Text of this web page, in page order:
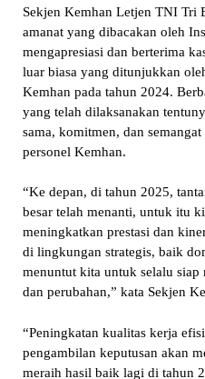
Sekjen Kemhan Letjen TNI Tri
amanat yang dibacakan oleh
mengapresiasi dan berterima
luar biasa yang ditunjukkan
Kemhan pada tahun 2024.
yang telah dilaksanakan
sama, komitmen, dan
personel Kemhan.
“Ke depan, di tahun 2025,
besar telah menanti, untuk itu
meningkatkan prestasi dan
di lingkungan strategis, baik
menuntut kita untuk selalu siap
dan perubahan,” kata Sekjen
“Peningkatan kualitas kerja
pengambilan keputusan akan
meraih hasil baik lagi di tahun